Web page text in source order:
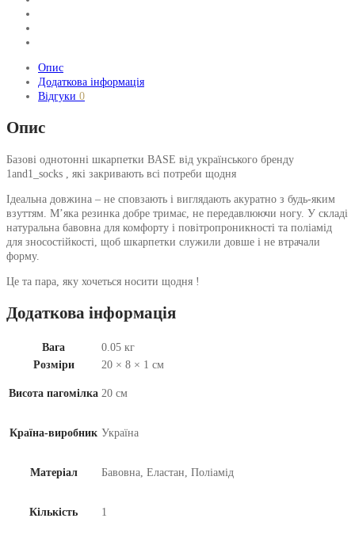
Опис
Додаткова інформація
Відгуки 0
Опис
Базові однотонні шкарпетки BASE від українського бренду
1and1_socks , які закривають всі потреби щодня
Ідеальна довжина – не сповзають і виглядають акуратно з будь-яким
взуттям. М’яка резинка добре тримає, не передавлюючи ногу. У складі
натуральна бавовна для комфорту і повітропроникності та поліамід
для зносостійкості, щоб шкарпетки служили довше і не втрачали
форму.
Це та пара, яку хочеться носити щодня !
Додаткова інформація
Вага
0.05 кг
Розміри
20 × 8 × 1 см
Висота пагомілка 20 см
Країна-виробник Україна
Матеріал Бавовна, Еластан, Поліамід
Кількість 1